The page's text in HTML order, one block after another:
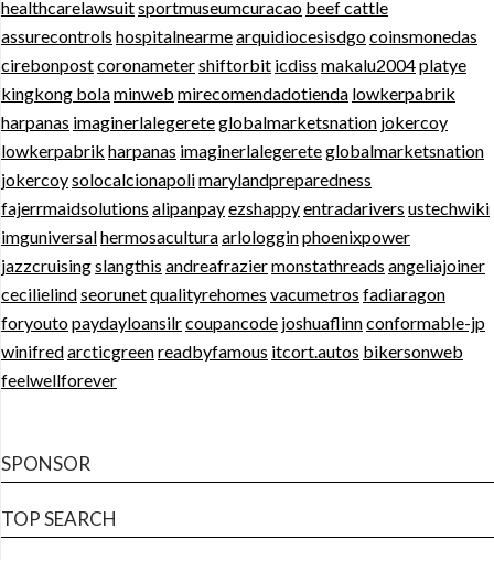
healthcarelawsuitsportmuseumcuracao beef cattle
assurecontrols hospitalnearmearquidiocesisdgocoinsmonedas
cirebonpostcoronametershiftorbit icdiss makalu2004platye
kingkong bolaminweb mirecomendadotienda lowkerpabrik
harpanas imaginerlalegereteglobalmarketsnation jokercoy
lowkerpabrik harpanas imaginerlalegereteglobalmarketsnation
jokercoysolocalcionapolimarylandpreparedness
fajerrmaidsolutions alipanpayezshappyentradarivers ustechwiki
imguniversalhermosaculturaarlologginphoenixpower
jazzcruisingslangthis andreafraziermonstathreads angeliajoiner
cecilielindseorunetqualityrehomes vacumetros fadiaragon
foryoutopaydayloansilrcoupancode joshuaflinnconformable-jp
winifredarcticgreenreadbyfamous itcort.autos bikersonweb
feelwellforever
SPONSOR
TOP SEARCH